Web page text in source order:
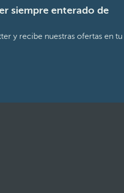
siempre enterado de
y recibe nuestras ofertas en tu